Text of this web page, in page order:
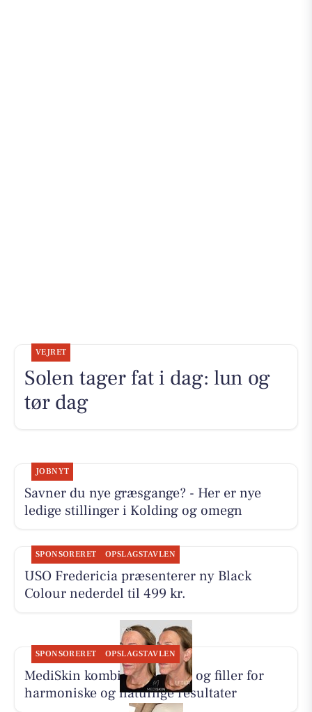
VEJRET
Solen tager fat i dag: lun og
tør dag
JOBNYT
Savner du nye græsgange? - Her er nye
ledige stillinger i Kolding og omegn
SPONSORERET OPSLAGSTAVLEN
USO Fredericia præsenterer ny Black
Colour nederdel til 499 kr.
SPONSORERET OPSLAGSTAVLEN
MediSkin kombinerer botox og filler for
harmoniske og naturlige resultater